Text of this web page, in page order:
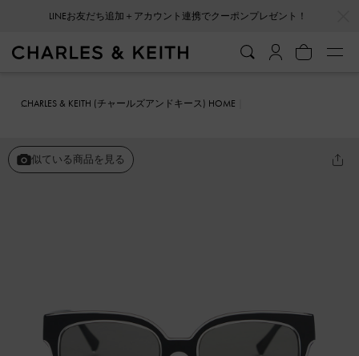
LINEお友だち追加＋アカウント連携でクーポンプレゼント！
CHARLES & KEITH (チャールズアンドキース) HOME
似ている商品を見る